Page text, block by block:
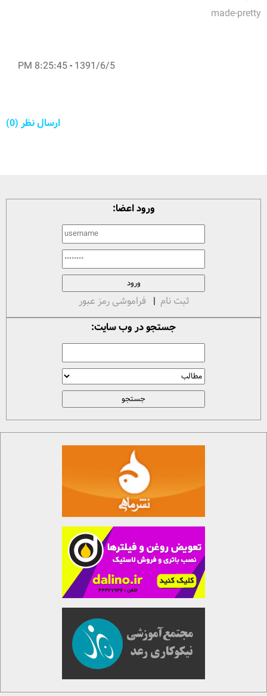
made-pretty
1391/6/5
-
8:25:45 PM
ارسال نظر (0)
ورود اعضا:
ثبت نام | فراموشی رمز عبور
جستجو در وب سایت: